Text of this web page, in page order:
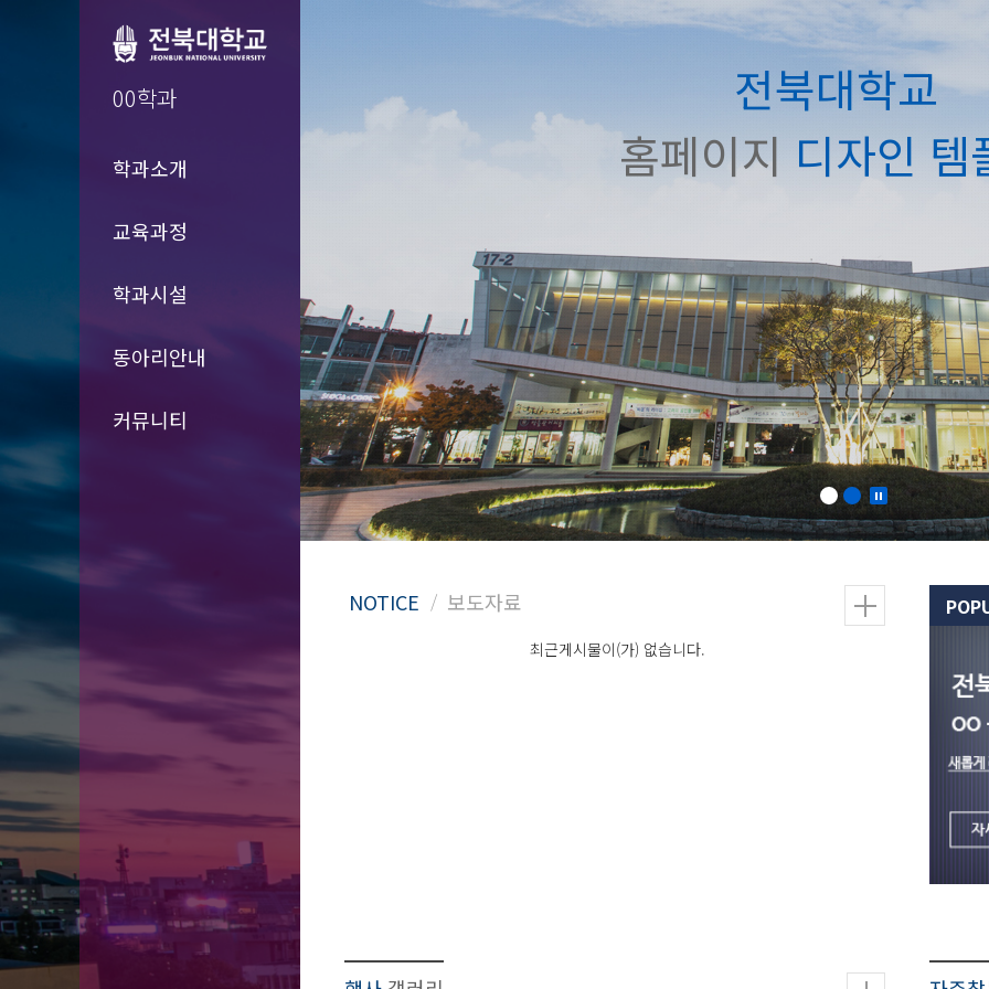
00학과
학과소개
교육과정
학과시설
동아리안내
커뮤니티
전북대학교
홈페이지디자인 템
최근게시물이(가) 없습니다.